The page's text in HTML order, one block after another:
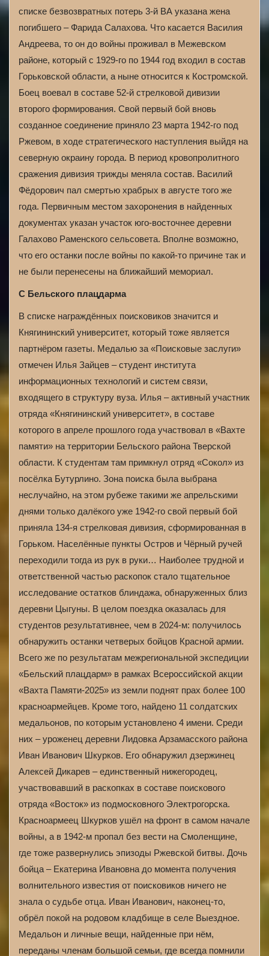
списке безвозвратных потерь 3-й ВА указана жена
погибшего – Фарида Салахова. Что касается Василия
Андреева, то он до войны проживал в Межевском
районе, который с 1929-го по 1944 год входил в состав
Горьковской области, а ныне относится к Костромской.
Боец воевал в составе 52-й стрелковой дивизии
второго формирования. Свой первый бой вновь
созданное соединение приняло 23 марта 1942-го под
Ржевом, в ходе стратегического наступления выйдя на
северную окраину города. В период кровопролитного
сражения дивизия трижды меняла состав. Василий
Фёдорович пал смертью храбрых в августе того же
года. Первичным местом захоронения в найденных
документах указан участок юго-восточнее деревни
Галахово Раменского сельсовета. Вполне возможно,
что его останки после войны по какой-то причине так и
не были перенесены на ближайший мемориал.
С Бельского плацдарма
В списке награждённых поисковиков значится и
Княгининский университет, который тоже является
партнёром газеты. Медалью за «Поисковые заслуги»
отмечен Илья Зайцев – студент института
информационных технологий и систем связи,
входящего в структуру вуза. Илья – активный участник
отряда «Княгининский университет», в составе
которого в апреле прошлого года участвовал в «Вахте
памяти» на территории Бельского района Тверской
области. К студентам там примкнул отряд «Сокол» из
посёлка Бутурлино. Зона поиска была выбрана
неслучайно, на этом рубеже такими же апрельскими
днями только далёкого уже 1942-го свой первый бой
приняла 134-я стрелковая дивизия, сформированная в
Горьком. Населённые пункты Остров и Чёрный ручей
переходили тогда из рук в руки… Наиболее трудной и
ответственной частью раскопок стало тщательное
исследование остатков блиндажа, обнаруженных близ
деревни Цыгуны. В целом поездка оказалась для
студентов результативнее, чем в 2024-м: получилось
обнаружить останки четверых бойцов Красной армии.
Всего же по результатам межрегиональной экспедиции
«Бельский плацдарм» в рамках Всероссийской акции
«Вахта Памяти-2025» из земли поднят прах более 100
красноармейцев. Кроме того, найдено 11 солдатских
медальонов, по которым установлено 4 имени. Среди
них – уроженец деревни Лидовка Арзамасского района
Иван Иванович Шкурков. Его обнаружил дзержинец
Алексей Дикарев – единственный нижегородец,
участвовавший в раскопках в составе поискового
отряда «Восток» из подмосковного Электрогорска.
Красноармеец Шкурков ушёл на фронт в самом начале
войны, а в 1942-м пропал без вести на Смоленщине,
где тоже развернулись эпизоды Ржевской битвы. Дочь
бойца – Екатерина Ивановна до момента получения
волнительного известия от поисковиков ничего не
знала о судьбе отца. Иван Иванович, наконец-то,
обрёл покой на родовом кладбище в селе Выездное.
Медальон и личные вещи, найденные при нём,
переданы членам большой семьи, где всегда помнили